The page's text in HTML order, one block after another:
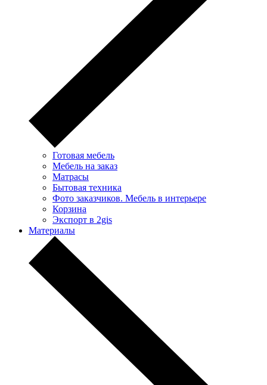
Готовая мебель
Мебель на заказ
Матрасы
Бытовая техника
Фото заказчиков. Мебель в интерьере
Корзина
Экспорт в 2gis
Материалы